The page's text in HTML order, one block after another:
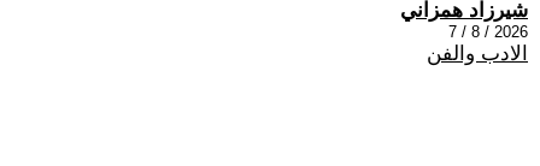
شيرزاد همزاني
2026 / 8 / 7
الادب والفن